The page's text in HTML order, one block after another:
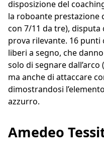
disposizione del
la roboante prestazione
con 7/11 da tre), disputa
prova rilevante. 16 punti
liberi a segno, che
solo di segnare
ma anche di attaccare
dimostrandosi
azzurro.
Amedeo